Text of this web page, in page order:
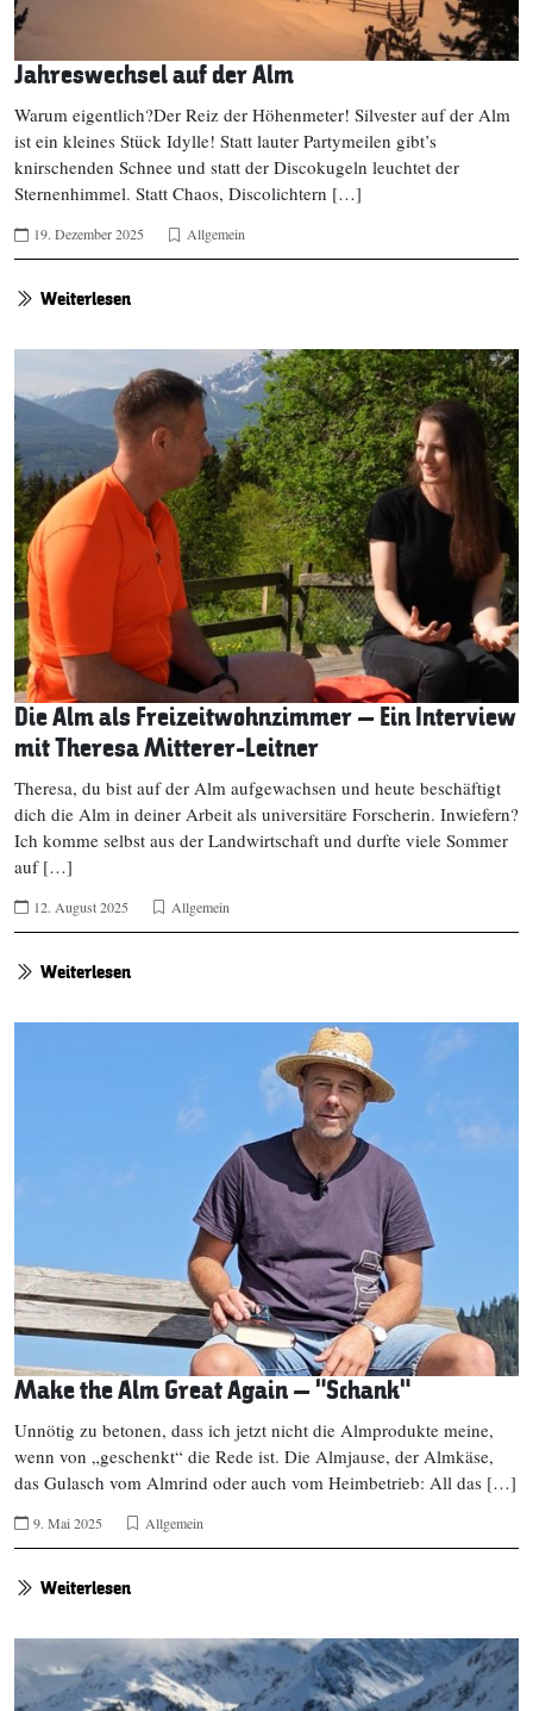
Jahreswechsel auf der Alm
Warum eigentlich?Der Reiz der Höhenmeter! Silvester auf der Alm
ist ein kleines Stück Idylle! Statt lauter Partymeilen gibt’s
knirschenden Schnee und statt der Discokugeln leuchtet der
Sternenhimmel. Statt Chaos, Discolichtern […]
19. Dezember 2025 Allgemein
Weiterlesen
Die Alm als Freizeitwohnzimmer – Ein Interview
mit Theresa Mitterer-Leitner
Theresa, du bist auf der Alm aufgewachsen und heute beschäftigt
dich die Alm in deiner Arbeit als universitäre Forscherin. Inwiefern?
Ich komme selbst aus der Landwirtschaft und durfte viele Sommer
auf […]
12. August 2025 Allgemein
Weiterlesen
Make the Alm Great Again – “Schank”
Unnötig zu betonen, dass ich jetzt nicht die Almprodukte meine,
wenn von „geschenkt“ die Rede ist. Die Almjause, der Almkäse,
das Gulasch vom Almrind oder auch vom Heimbetrieb: All das […]
9. Mai 2025 Allgemein
Weiterlesen